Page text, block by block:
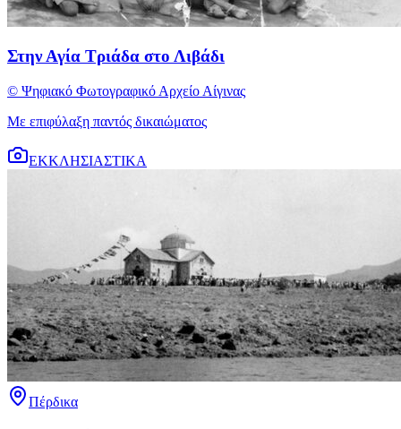
Στην Αγία Τριάδα στο Λιβάδι
© Ψηφιακό Φωτογραφικό Αρχείο Αίγινας
Με επιφύλαξη παντός δικαιώματος
ΕΚΚΛΗΣΙΑΣΤΙΚΑ
Πέρδικα